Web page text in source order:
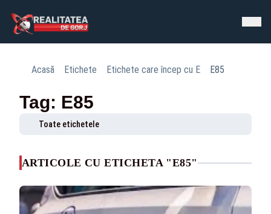
Acasă Etichete Etichete care încep cu E E85
Tag: E85
Toate etichetele
ARTICOLE CU ETICHETA "E85"